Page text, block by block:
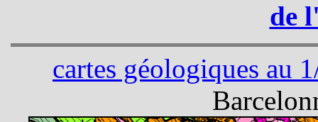
de
cartes géologiques au